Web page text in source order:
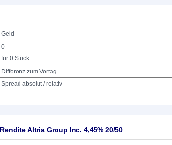
Geld
0
für 0 Stück
Differenz zum Vortag
Spread absolut / relativ
Rendite Altria Group Inc. 4,45% 20/50